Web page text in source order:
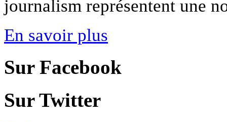
journalism représentent une
En savoir plus
Sur Facebook
Sur Twitter